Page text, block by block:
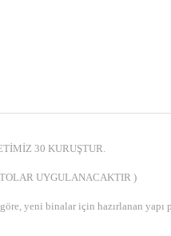
30 KURUŞTUR.
UYGULANACAKTIR )
yeni binalar için hazırlanan